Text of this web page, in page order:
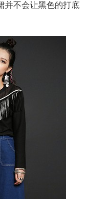
并不会让黑色的打底